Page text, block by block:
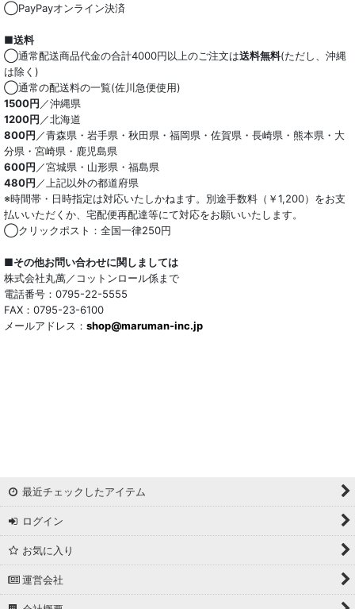
ストレッチ
オーガニック
和紙混生地
ポリエステル混
テンセル混
キュプラ/レーヨン混
シルク混
ウール混
トリアセテート混
サッカー/クレープ
マドラスチェック
ドビー
撥水加工
起毛生地
◯PayPayオンライン決済
■送料
◯通常配送商品代金の合計4000円以上のご注文は送料無料(ただし、沖縄
は除く)
◯通常の配送料の一覧(佐川急便使用)
1500円／沖縄県
1200円／北海道
800円／青森県・岩手県・秋田県・福岡県・佐賀県・長崎県・熊本県・大
分県・宮崎県・鹿児島県
600円／宮城県・山形県・福島県
480円／上記以外の都道府県
※時間帯・日時指定は対応いたしかねます。別途手数料（￥1,200）をお支
払いいただくか、宅配便再配達等にて対応をお願いいたします。
◯クリックポスト：全国一律250円
■その他お問い合わせに関しましては
株式会社丸萬／コットンロール係まで
電話番号：0795-22-5555
FAX：0795-23-6100
メールアドレス： shop@maruman-inc.jp
最近チェックしたアイテム
ログイン
お気に入り
運営会社